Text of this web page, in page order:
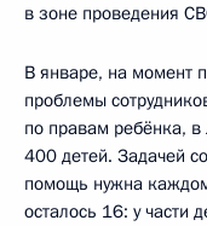
в зоне проведения
В январе, на момент
проблемы
по правам ребёнка, в
400 детей. Задачей
помощь нужна
осталось 16: у части